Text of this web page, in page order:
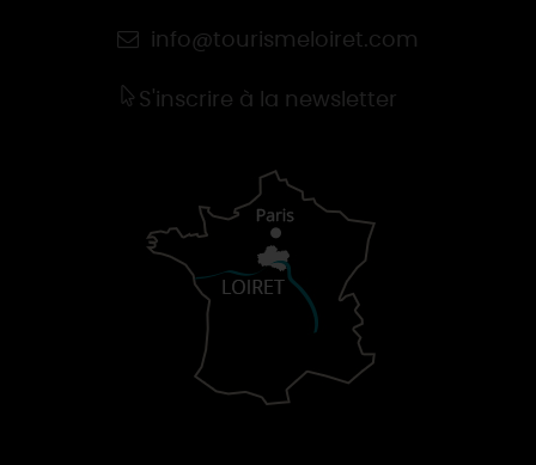
info@tourismeloiret.com
S'inscrire à la newsletter